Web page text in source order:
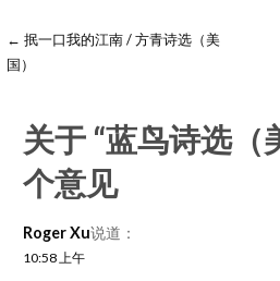
← 抿一口我的江南 / 方青诗选（美
国）
关于 “蓝鸟诗选（
个意见
Roger Xu说道：
10:58 上午